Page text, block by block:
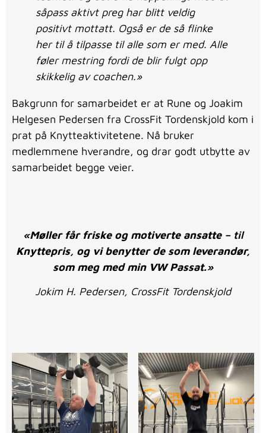
såpass aktivt preg har blitt veldig
positivt mottatt. Også er de så flinke
her til å tilpasse til alle som er med. Alle
føler mestring fordi de blir fulgt opp
skikkelig av coachen.»
Bakgrunn for samarbeidet er at Rune og Joakim
Helgesen Pedersen fra CrossFit Tordenskjold kom i
prat på Knytteaktivitetene. Nå bruker
medlemmene hverandre, og drar godt utbytte av
samarbeidet begge veier.
«Møller får friske og motiverte ansatte – til
Knyttepris, og vi benytter de som leverandør,
som meg med min VW Passat.»
Jokim H. Pedersen, CrossFit Tordenskjold